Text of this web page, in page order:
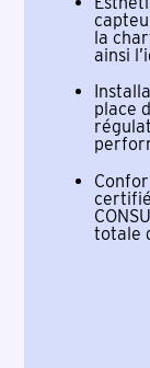
la
ainsi
place
totale